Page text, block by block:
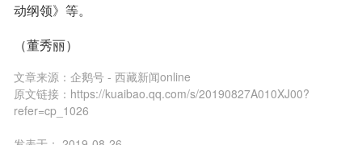
动纲领》等。
（董秀丽）
文章来源： 企鹅号 - 西藏新闻online
原文链接： https://kuaibao.qq.com/s/20190827A010XJ00?
refer=cp_1026